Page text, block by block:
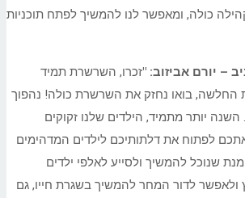
כולה, ומאפשר לנו להמשיך לפתח תוכניות
– יורם אביזוב: "זכרו, השרשרת תמיד
החלשה, בואו נחזק את השרשרת כולה! נהפוך
יותר מתמיד, הילדים שלנו זקוקים
לפתוח את דלתותיכם לילדים המדהימים
שנוכל להמשיך ולסייע לאלפי ילדים
לדור המחר להמשיך בשגרת חייו, גם